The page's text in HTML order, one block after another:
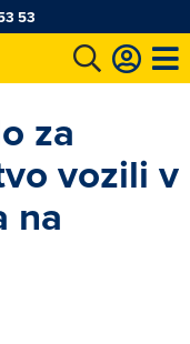
53
za
vozili v
na